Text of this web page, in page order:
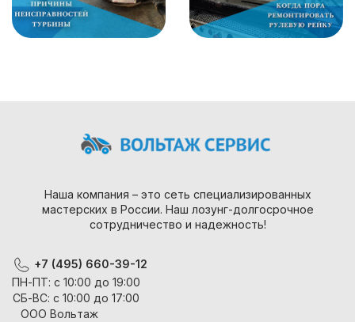
Наша компания – это сеть специализированных
мастерских в России. Наш лозунг-долгосрочное
сотрудничество и надежность!
+7 (495) 660-39-12
ПН-ПТ: с 10:00 до 19:00
СБ-ВС: с 10:00 до 17:00
ООО Вольтаж